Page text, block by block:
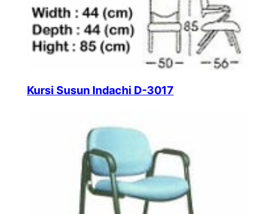
Kursi Susun Indachi D-3017